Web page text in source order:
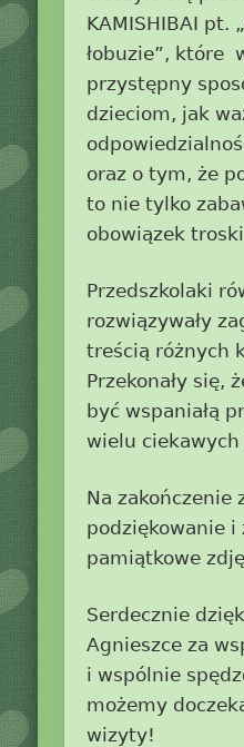
KAMISHIBAI pt.
łobuzie”, które
przystępny
dzieciom, jak
oraz o tym, że
to nie tylko
obowiązek
Przedszkolaki
rozwiązywały
treścią różnych
Przekonały się,
być wspaniałą
wielu
Na zakończenie
podziękowanie i
pamiątkowe
Serdecznie
Agnieszce za
i wspólnie
możemy
wizyty!